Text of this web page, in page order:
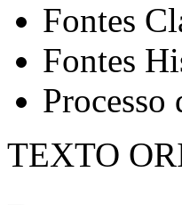
Fontes
Fontes
Processo
TEXTO